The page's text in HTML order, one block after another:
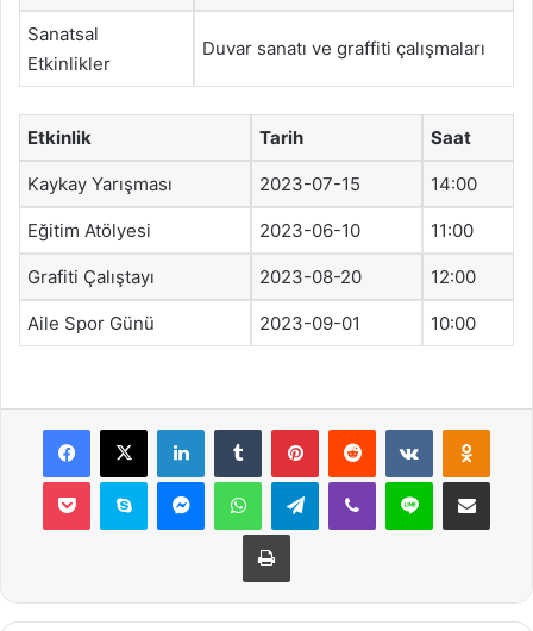
Sanatsal
Etkinlikler
Duvar sanatı ve graffiti çalışmaları
Etkinlik Tarih Saat
Kaykay Yarışması 2023-07-15 14:00
Eğitim Atölyesi 2023-06-10 11:00
Grafiti Çalıştayı 2023-08-20 12:00
Aile Spor Günü 2023-09-01 10:00
Facebook
X LinkedInTumblr PinterestReddit VKontakte
Pocket Skype MessengerWhatsAppTelegramViber Line E-Posta ile
Yazdır